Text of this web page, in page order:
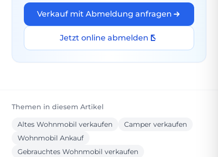
Verkauf mit Abmeldung anfragen
Jetzt online abmelden
Themen in diesem Artikel
Altes Wohnmobil verkaufen
Camper verkaufen
Wohnmobil Ankauf
Gebrauchtes Wohnmobil verkaufen